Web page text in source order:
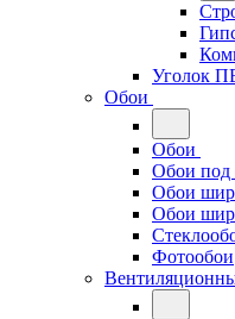
Уголок
Обои
Обои
Обои под
Обои
Обои
Фотообои